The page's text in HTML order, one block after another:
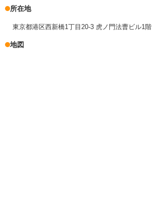
所在地
東京都港区西新橋1丁目20-3 虎ノ門法曹ビル1階
地図